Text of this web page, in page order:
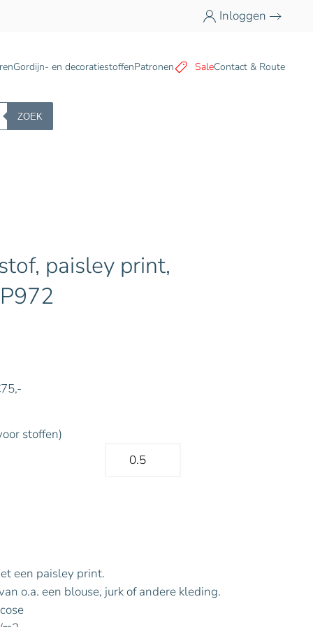
Inloggen
Gordijn- en decoratiestoffenPatronen SaleContact & Route
ZOEK
paisley print,
stoffen)
een paisley print.
o.a. een blouse, jurk of andere kleding.